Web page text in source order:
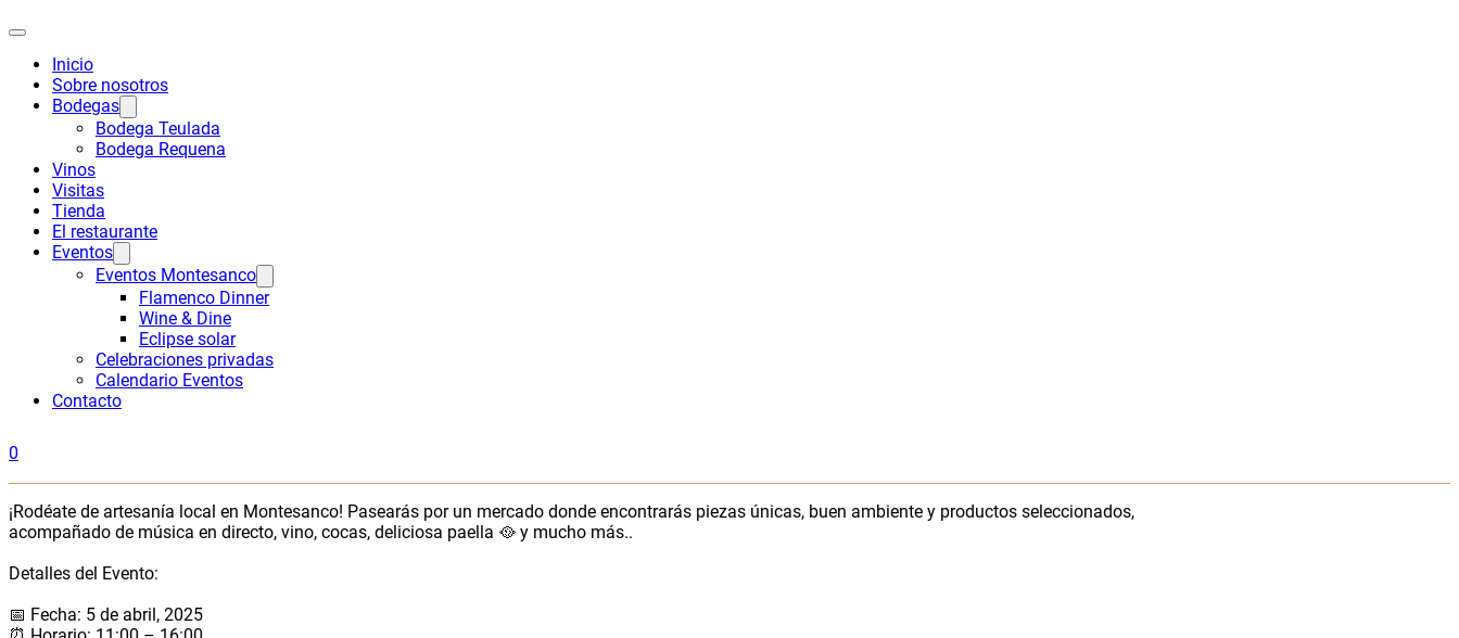
Inicio
Sobre nosotros
Bodegas
Bodega Teulada
Bodega Requena
Vinos
Visitas
Tienda
El restaurante
Eventos
Eventos Montesanco
Flamenco Dinner
Wine & Dine
Eclipse solar
Celebraciones privadas
Calendario Eventos
Contacto
0
¡Rodéate de artesanía local en Montesanco! Pasearás por un mercado donde encontrarás piezas únicas, buen ambiente y productos seleccionados,
acompañado de música en directo, vino, cocas, deliciosa paella 🥘⁣ y mucho más..
Detalles del Evento:⁣
📅 Fecha: 5 de abril, 2025⁣⁣